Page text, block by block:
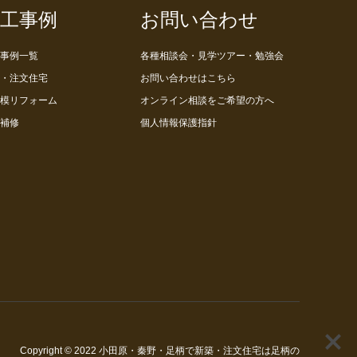
事例
例一覧
注文住宅
リフォーム
修
お問い合わせ
各種相談会・見学ツアー・勉強会
お問い合わせはこちら
オンライン相談をご希望の方へ
個人情報保護指針
Copyright© 2022 小田原・秦野・足柄で新築・注文住宅は足柄の